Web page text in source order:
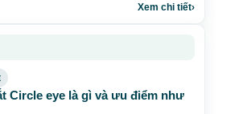
Xem chi tiết›
Circle eye là gì và ưu điểm như